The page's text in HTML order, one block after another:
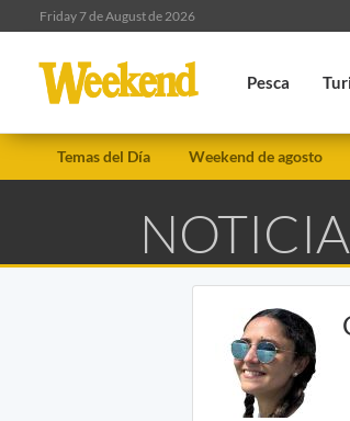
Friday 7 de August de 2026
Pesca
Temas del Día Weekend de agosto